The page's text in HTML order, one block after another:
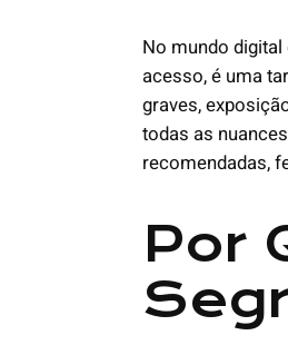
No mundo
acesso, é uma
graves,
todas as
recomendadas,
Por